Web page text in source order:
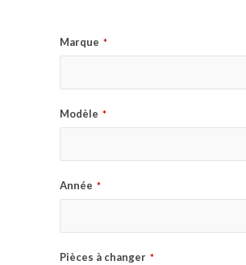
Marque *
Modèle *
Année *
Pièces à changer *